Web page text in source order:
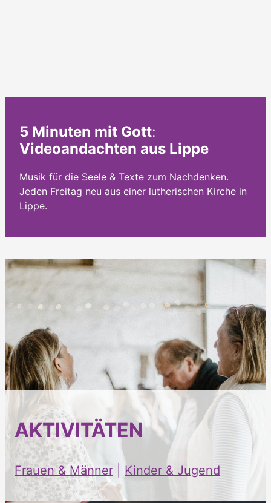
5 Minuten mit Gott:
Videoandachten aus Lippe
Musik für die Seele & Texte zum Nachdenken.
Jeden Freitag neu aus einer lutherischen Kirche in
Lippe.
AKTIVITÄTEN
Frauen & Männer Kinder & Jugend